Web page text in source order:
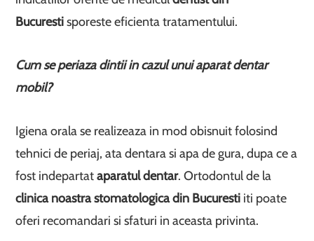
Bucurestisporeste eficienta tratamentului.
Cum se periaza dintii in cazul unui aparat dentar
mobil?
Igiena orala se realizeaza in mod obisnuit folosind
tehnici de periaj, ata dentara si apa de gura, dupa ce a
fost indepartataparatul dentar. Ortodontul de la
clinica noastra stomatologica din Bucuresti iti poate
oferi recomandari si sfaturi in aceasta privinta.